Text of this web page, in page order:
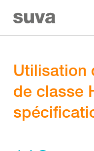
Utilisation
de classe